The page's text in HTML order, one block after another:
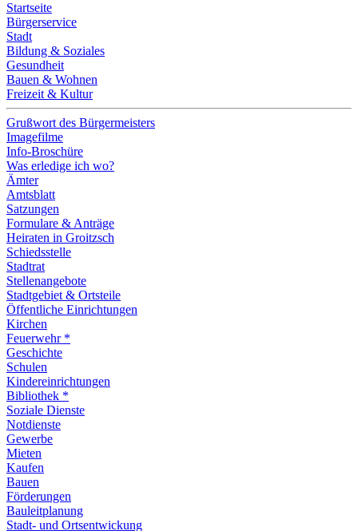
Startseite
Bürgerservice
Stadt
Bildung & Soziales
Gesundheit
Bauen & Wohnen
Freizeit & Kultur
Grußwort des Bürgermeisters
Imagefilme
Info-Broschüre
Was erledige ich wo?
Ämter
Amtsblatt
Satzungen
Formulare & Anträge
Heiraten in Groitzsch
Schiedsstelle
Stadtrat
Stellenangebote
Stadtgebiet & Ortsteile
Öffentliche Einrichtungen
Kirchen
Feuerwehr *
Geschichte
Schulen
Kindereinrichtungen
Bibliothek *
Soziale Dienste
Notdienste
Gewerbe
Mieten
Kaufen
Bauen
Förderungen
Bauleitplanung
Stadt- und Ortsentwickung